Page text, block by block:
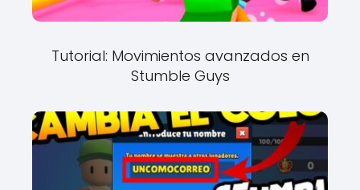
Tutorial: Movimientos avanzados en
Stumble Guys